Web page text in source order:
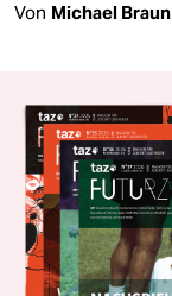
Von Michael Braun